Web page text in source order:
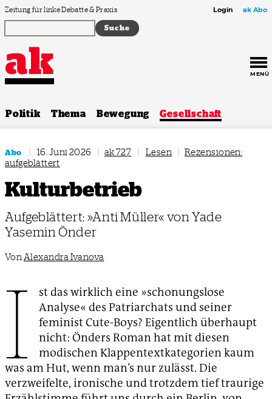
Zum Inhalt springen
Zeitung für linke Debatte & Praxis Login ak Abo
MENÜ
Politik Thema Bewegung Gesellschaft
Abo | 16. Juni 2026 | ak 727 | Lesen | Rezensionen:
aufgeblättert
Kulturbetrieb
Aufgeblättert: »Anti Müller« von Yade
Yasemin Önder
Von Alexandra Ivanova
I
st das wirklich eine »schonungslose
Analyse« des Patriarchats und seiner
feminist Cute-Boys? Eigentlich überhaupt
nicht: Önders Roman hat mit diesen
modischen Klappentextkategorien kaum
was am Hut, wenn man’s nur zulässt. Die
verzweifelte, ironische und trotzdem tief traurige